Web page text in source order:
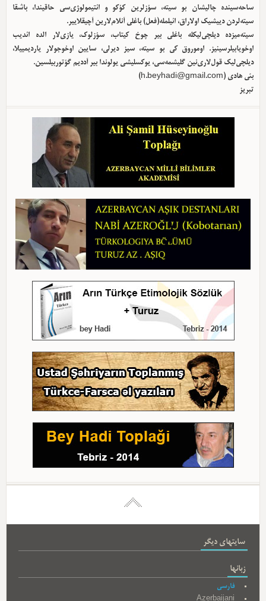
ساحه‌سینده چالیشان بو سیته، سؤزلرین کؤکو و ائتیمولوژی‌سی حاقیندا، باشقا
سیته‌لردن دییشیک اولا‌راق، ائیلمله(فعل) باغلی آنلام‌لارین آچیقلاییر.
سیته‌میزده دیلچی‌لیکله باغلی بیر چوخ کیتاب، سؤزلوک، یازی‌لار الده ائدیب
اوخویابیلرسینیز. اوموروق کی بو سیته، سیز دیرلی، سایین اوخوجولار یاردیمییلا،
دیلچی‌لیک قول‌لاری‌نین گلیشمه‌سی، یوکسلیشی یولوندا بیر آددیم گؤتوربیلسین.
بئی هادی (h.beyhadi@gmail.com
)
تبریز
سایتهای دیگر
زبانها
فارسی
Azerbaijani